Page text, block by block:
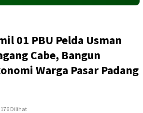
01 PBU Pelda Usman
Cabe, Bangun
Warga Pasar Padang
176 Dilihat